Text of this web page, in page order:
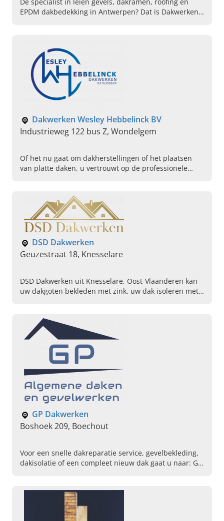
EPDM dakbedekking in Antwerpen? Dat is Dakwerken
Dakwerken Wesley Hebbelinck BV
Industrieweg 122 bus Z, Wondelgem
Of het nu gaat om dakherstellingen of het plaatsen
van platte daken, u vertrouwt op de professionele
DSD Dakwerken
Geuzestraat 18, Knesselare
DSD Dakwerken uit Knesselare, Oost-Vlaanderen kan
uw dakgoten bekleden met zink, uw dak isoleren met
GP Dakwerken
Boshoek 209, Boechout
Voor een snelle dakreparatie service, gevelbekleding,
dakisolatie of een compleet nieuw dak gaat u naar: GP